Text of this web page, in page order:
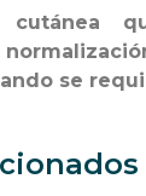
cutánea
se